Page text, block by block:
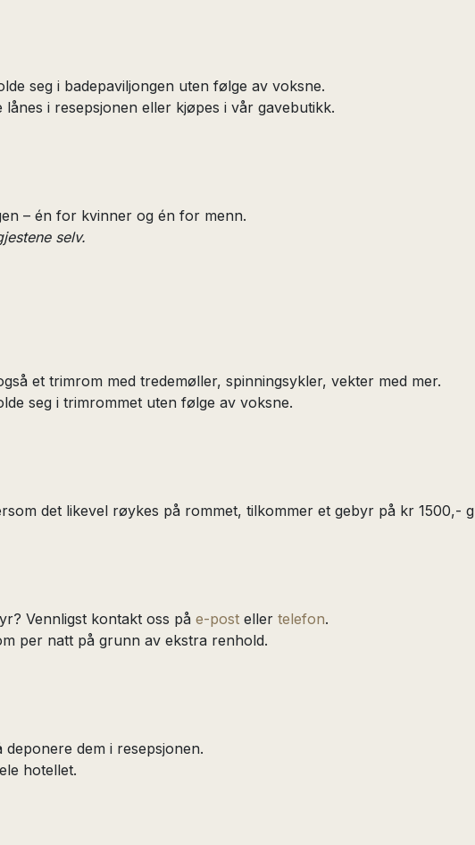
seg i badepaviljongen uten følge av voksne.
i resepsjonen eller kjøpes i vår gavebutikk.
– én for kvinner og én for menn.
selv.
et trimrom med tredemøller, spinningsykler, vekter med mer.
seg i trimrommet uten følge av voksne.
det likevel røykes på rommet, tilkommer et gebyr på kr 1500,-
Vennligst kontakt oss på e-post eller telefon.
per natt på grunn av ekstra renhold.
dem i resepsjonen.
hotellet.